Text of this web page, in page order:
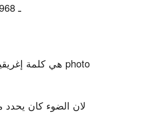
ـ 1968 التقطت أول صوره للأرض من على سطح القمر.
لان الضوء كان يحدد